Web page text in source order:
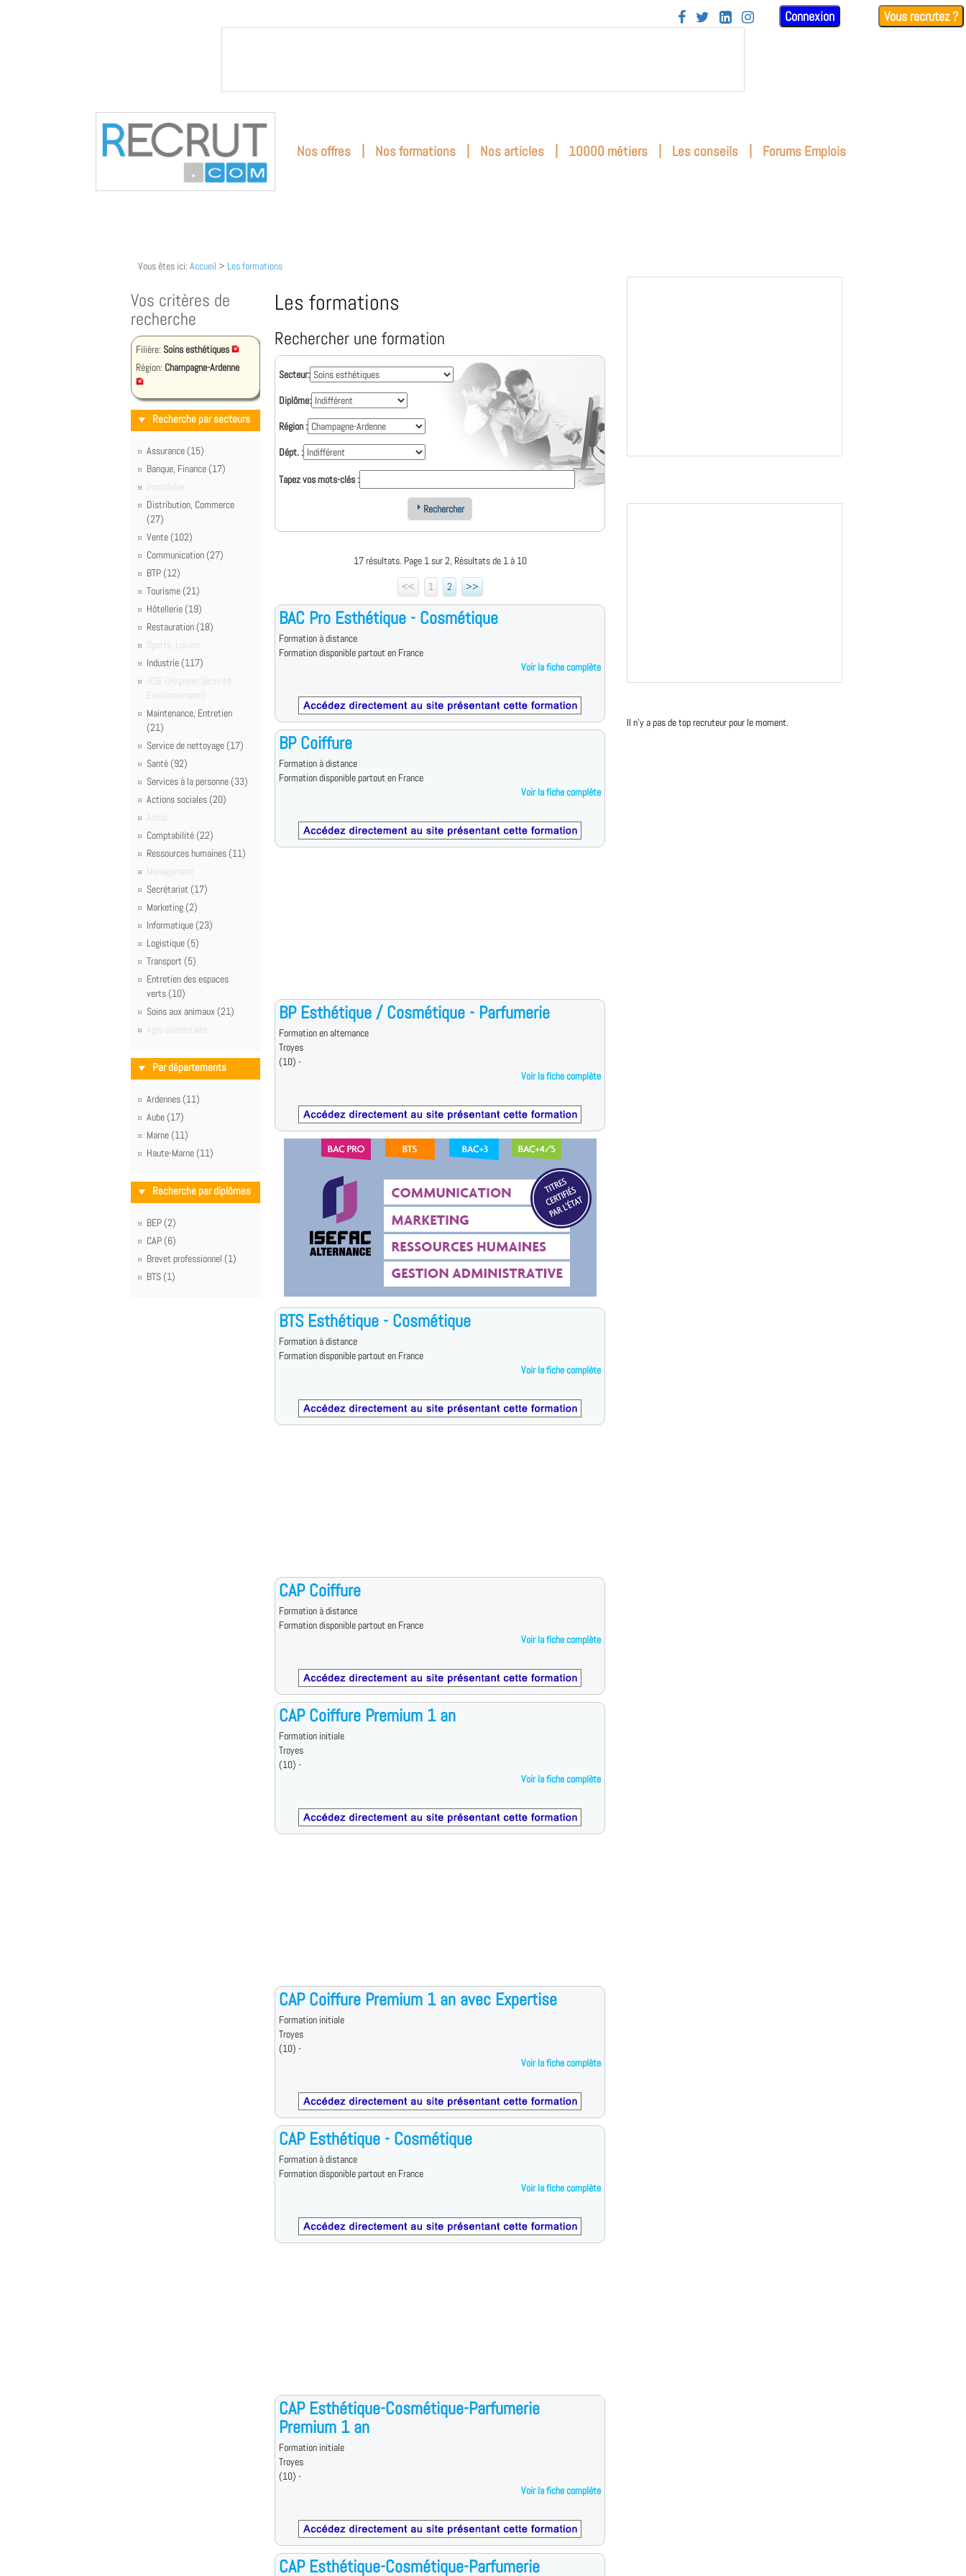
    Connexion Vous recrutez ?
Nos offres | Nos formations | Nos articles | 10000 métiers | Les conseils | Forums Emplois
Vous êtes ici: Accueil > Les formations
Vos critères de
recherche
Filière: Soins esthétiques
Région: Champagne-Ardenne
Recherche par secteurs
Assurance (15)
Banque, Finance (17)
Immobilier
Distribution, Commerce
(27)
Vente (102)
Communication (27)
BTP (12)
Tourisme (21)
Hôtellerie (19)
Restauration (18)
Sports, Loisirs
Industrie (117)
HSE (Hygiène-Sécurité-
Environnement)
Maintenance, Entretien
(21)
Service de nettoyage (17)
Santé (92)
Services à la personne (33)
Actions sociales (20)
Achat
Comptabilité (22)
Ressources humaines (11)
Management
Secrétariat (17)
Marketing (2)
Informatique (23)
Logistique (5)
Transport (5)
Entretien des espaces
verts (10)
Soins aux animaux (21)
Agro alimentaire
Par départements
Ardennes (11)
Aube (17)
Marne (11)
Haute-Marne (11)
Recherche par diplômes
BEP (2)
CAP (6)
Brevet professionnel (1)
BTS (1)
Les formations
Rechercher une formation
Secteur:
Diplôme:
Région :
Dépt. :
Tapez vos mots-clés :
Rechercher
17 résultats. Page 1 sur 2, Résultats de 1 à 10
<<
1 2 >>
BAC Pro Esthétique - Cosmétique
Formation à distance
Formation disponible partout en France
Voir la fiche complète
BP Coiffure
Formation à distance
Formation disponible partout en France
Voir la fiche complète
BP Esthétique / Cosmétique - Parfumerie
Formation en alternance
Troyes
(10) -
Voir la fiche complète
BTS Esthétique - Cosmétique
Formation à distance
Formation disponible partout en France
Voir la fiche complète
CAP Coiffure
Formation à distance
Formation disponible partout en France
Voir la fiche complète
CAP Coiffure Premium 1 an
Formation initiale
Troyes
(10) -
Voir la fiche complète
CAP Coiffure Premium 1 an avec Expertise
Formation initiale
Troyes
(10) -
Voir la fiche complète
CAP Esthétique - Cosmétique
Formation à distance
Formation disponible partout en France
Voir la fiche complète
CAP Esthétique-Cosmétique-Parfumerie
Premium 1 an
Formation initiale
Troyes
(10) -
Voir la fiche complète
CAP Esthétique-Cosmétique-Parfumerie
Il n'y a pas de top recruteur pour le moment.